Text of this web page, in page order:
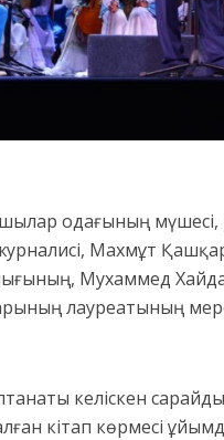
одағының
Махмұт
Мухаммед
лауреатының
келіскен
кітап көрмесі